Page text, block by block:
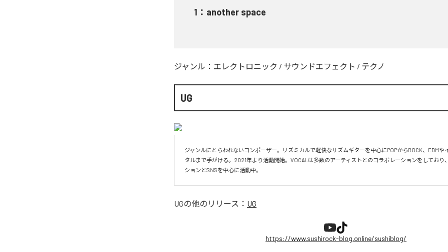
1 ： another space
ジャンル： エレクトロニック / サウンドエフェクト / テクノ
UG
ジャンルにとらわれないコンポーザー。リズミカルで軽快なリズムギターを中心にPOPからROCK、EDMや
タルまで手がける。2021年より活動開始。VOCALは多数のアーティストとのコラボレーションをしており
ションとSNSを中心に活動中。
UGの他のリリース： UG
https://www.sushirock-blog.online/sushiblog/